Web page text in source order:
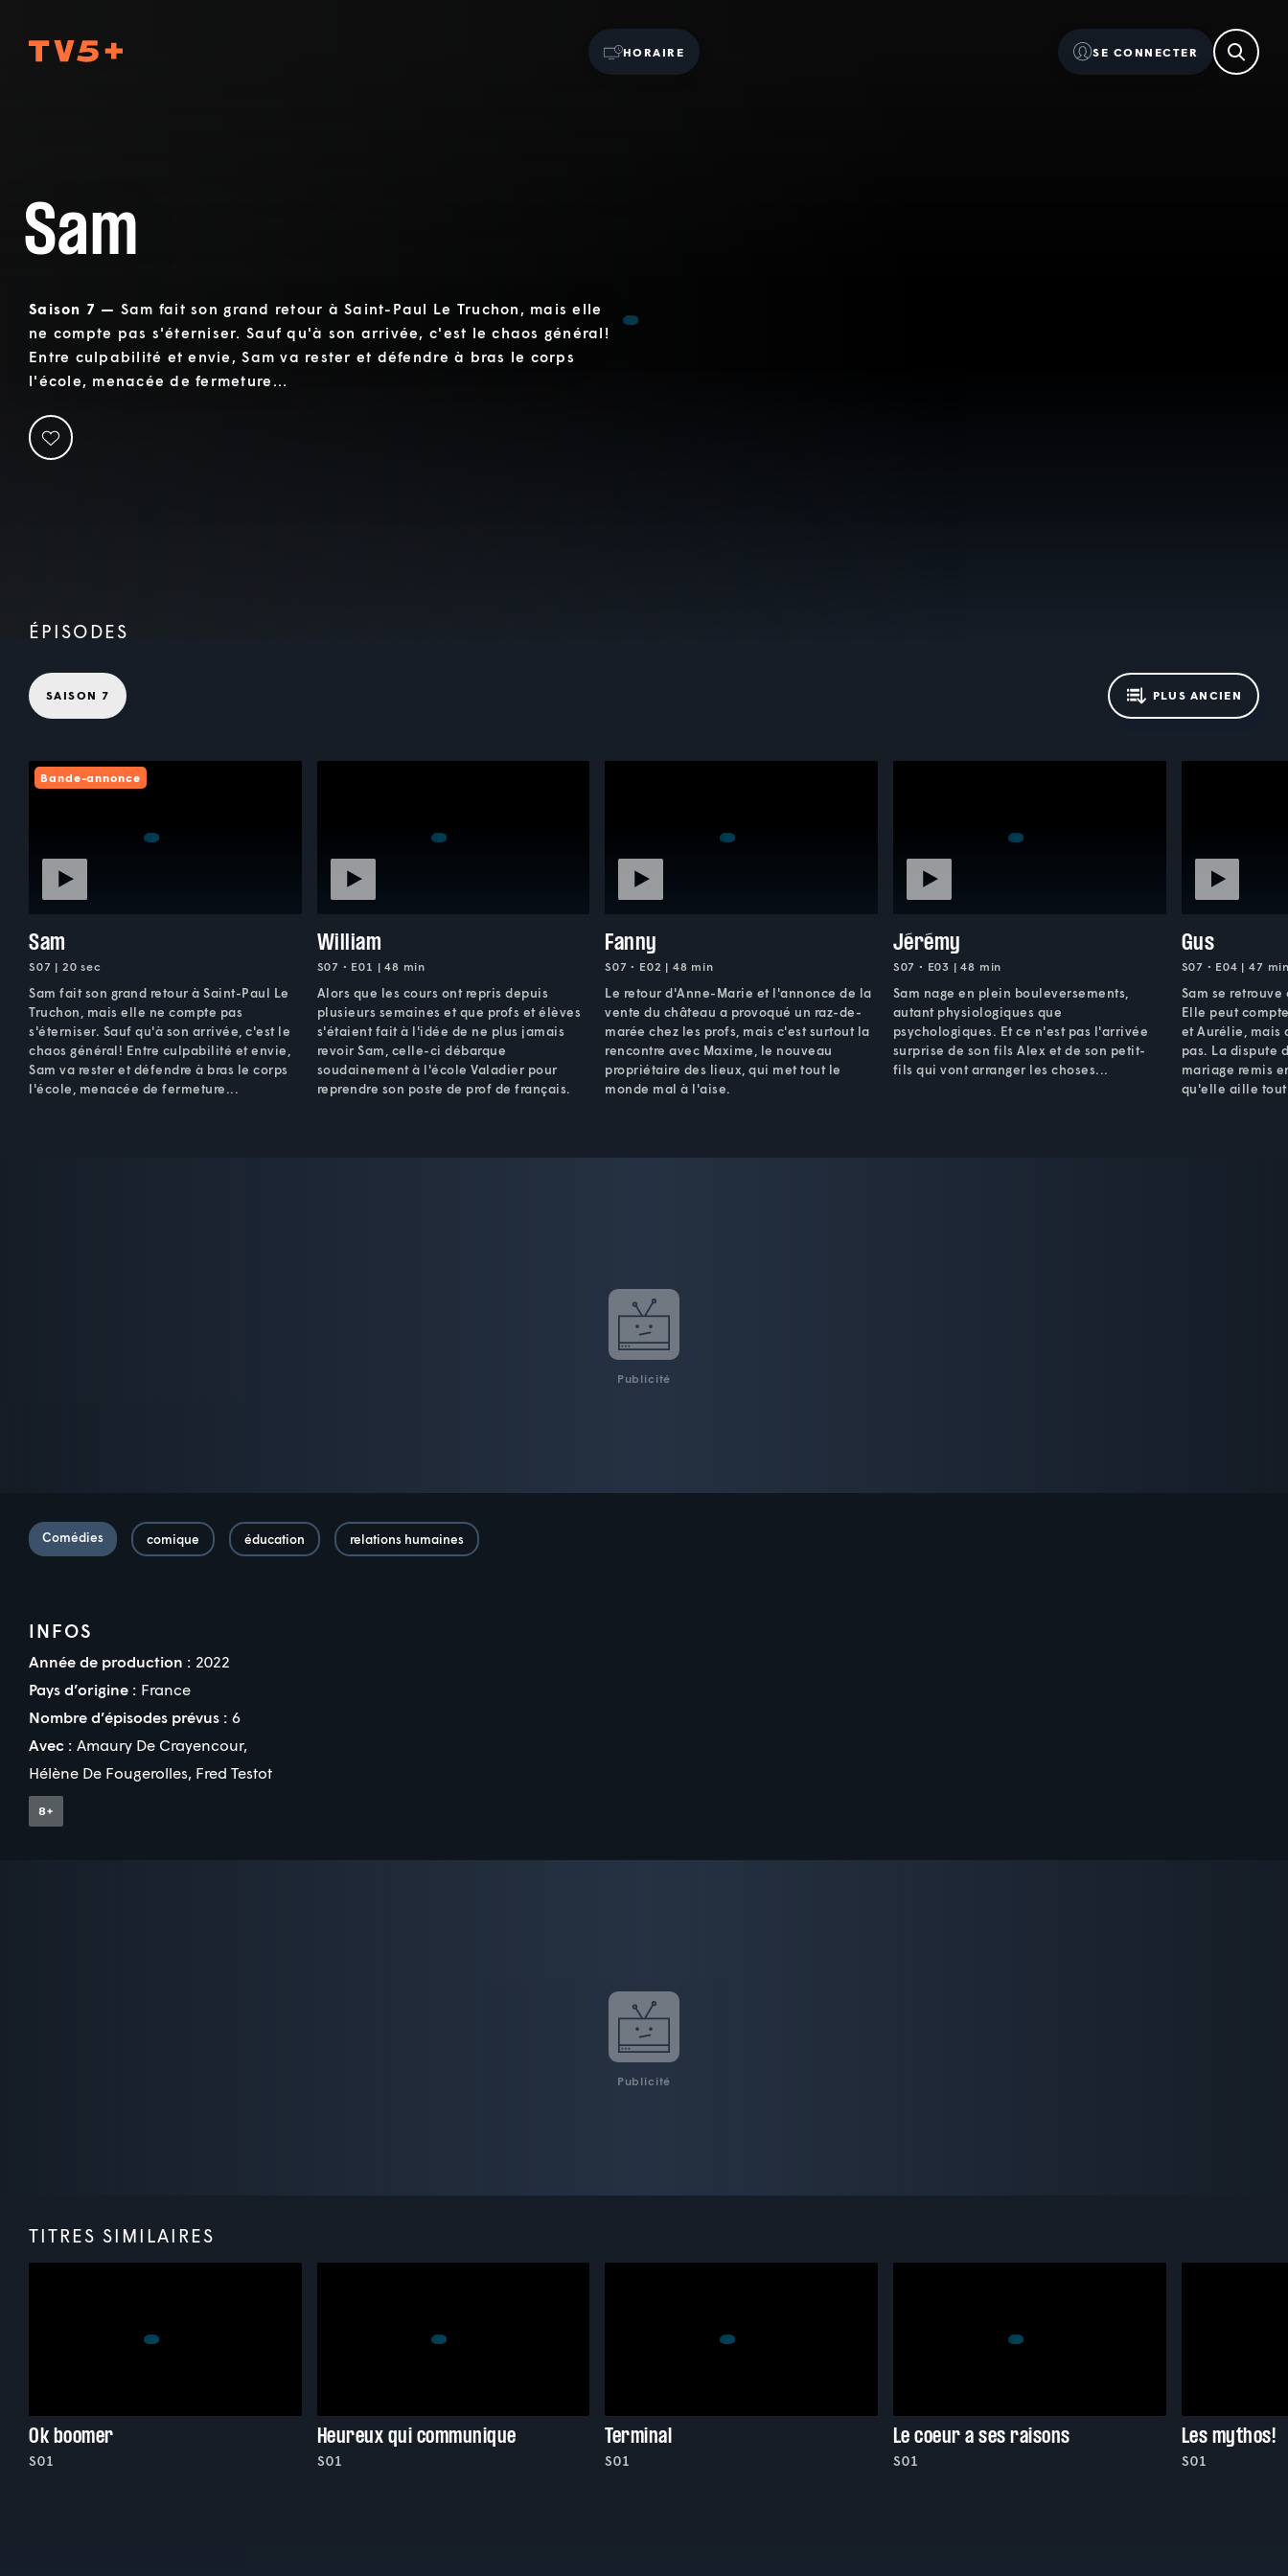
HORAIRE SE CONNECTER
Sam
Saison 7 — Sam fait son grand retour à Saint-Paul Le Truchon, mais elle
ne compte pas s'éterniser. Sauf qu'à son arrivée, c'est le chaos général!
Entre culpabilité et envie, Sam va rester et défendre à bras le corps
l'école, menacée de fermeture...
ÉPISODES
SAISON 7 PLUS ANCIEN
Bande-annonce
Sam
S07 | 20 sec
Sam fait son grand retour à Saint-Paul Le
Truchon, mais elle ne compte pas
s'éterniser. Sauf qu'à son arrivée, c'est le
chaos général! Entre culpabilité et envie,
Sam va rester et défendre à bras le corps
l'école, menacée de fermeture...
William
S07 • E01 | 48 min
Alors que les cours ont repris depuis
plusieurs semaines et que profs et élèves
s'étaient fait à l'idée de ne plus jamais
revoir Sam, celle-ci débarque
soudainement à l'école Valadier pour
reprendre son poste de prof de français.
Fanny
S07 • E02 | 48 min
Le retour d'Anne-Marie et l'annonce de la
vente du château a provoqué un raz-de-
marée chez les profs, mais c'est surtout la
rencontre avec Maxime, le nouveau
propriétaire des lieux, qui met tout le
monde mal à l'aise.
Jérémy
S07 • E03 | 48 min
Sam nage en plein bouleversements,
autant physiologiques que
psychologiques. Et ce n'est pas l'arrivée
surprise de son fils Alex et de son petit-
fils qui vont arranger les choses...
Gus
S07 • E04 | 47
Sam se
Elle peut
et Aurélie, mais
pas. La dispute
mariage remis
qu'elle aille
Publicité
Comédies comique éducation relations humaines
INFOS
Année de production : 2022
Pays d’origine : France
Nombre d’épisodes prévus : 6
Avec : Amaury De Crayencour,
Hélène De Fougerolles Fred Testot
Publicité
TITRES SIMILAIRES
Ok boomer
S01
Heureux qui communique
S01
Terminal
S01
Le coeur a ses raisons
S01
Les mythos!
S01